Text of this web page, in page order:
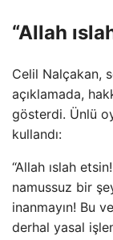
“Allah
Celil Nalçakan,
açıklamada,
gösterdi. Ünlü
kullandı:
“Allah ıslah
namussuz bir
inanmayın! Bu
derhal yasal